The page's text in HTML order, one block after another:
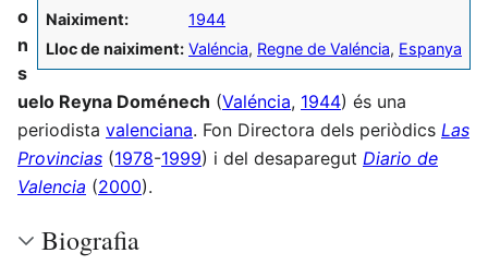
Naiximent:
1944
Lloc de naiximent: Valéncia, Regne de Valéncia, Espanya
o
n
s
uelo Reyna Doménech (Valéncia, 1944) és una
periodista valenciana. Fon Directora dels periòdics Las
Provincias (1978-1999) i del desaparegut Diario de
Valencia (2000).
Biografia